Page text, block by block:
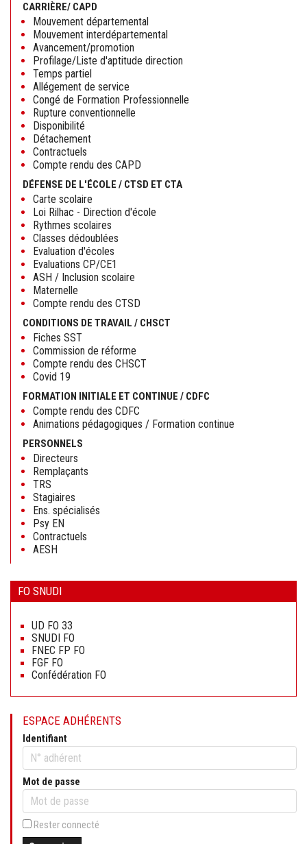
CARRIÈRE/ CAPD
Mouvement départemental
Mouvement interdépartemental
Avancement/promotion
Profilage/Liste d'aptitude direction
Temps partiel
Allégement de service
Congé de Formation Professionnelle
Rupture conventionnelle
Disponibilité
Détachement
Contractuels
Compte rendu des CAPD
DÉFENSE DE L'ÉCOLE / CTSD ET CTA
Carte scolaire
Loi Rilhac - Direction d'école
Rythmes scolaires
Classes dédoublées
Evaluation d'écoles
Evaluations CP/CE1
ASH / Inclusion scolaire
Maternelle
Compte rendu des CTSD
CONDITIONS DE TRAVAIL / CHSCT
Fiches SST
Commission de réforme
Compte rendu des CHSCT
Covid 19
FORMATION INITIALE ET CONTINUE / CDFC
Compte rendu des CDFC
Animations pédagogiques / Formation continue
PERSONNELS
Directeurs
Remplaçants
TRS
Stagiaires
Ens. spécialisés
Psy EN
Contractuels
AESH
FO SNUDI
contenu
UD FO 33
SNUDI FO
FNEC FP FO
FGF FO
Confédération FO
ESPACE ADHÉRENTS
Identifiant
Mot de passe
Rester connecté